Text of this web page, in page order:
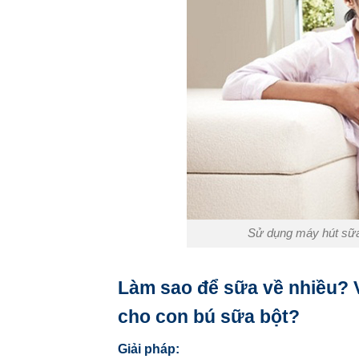
Sử dụng máy hút
Làm sao để sữa về nhiều?
cho con bú sữa bột?
Giải pháp: